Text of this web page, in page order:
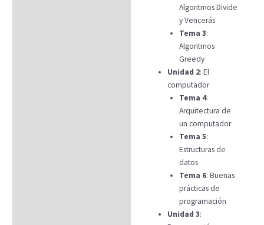
Algoritmos Divide
y Vencerás
Tema 3:
Algoritmos
Greedy
Unidad 2: El
computador
Tema 4:
Arquitectura de
un computador
Tema 5:
Estructuras de
datos
Tema 6: Buenas
prácticas de
programación
Unidad 3: